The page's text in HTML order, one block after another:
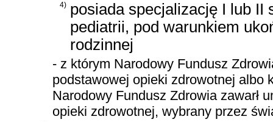
4) posiada specjalizację I lub II
pediatrii, pod warunkiem
rodzinnej
- z którym Narodowy Fundusz
podstawowej opieki zdrowotnej albo
Narodowy Fundusz Zdrowia zawarł
opieki zdrowotnej, wybrany przez